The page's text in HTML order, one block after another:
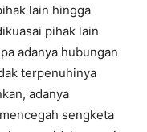
lain hingga
pihak lain
adanya hubungan
terpenuhinya
adanya
sengketa